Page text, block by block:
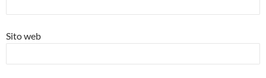
Sito web